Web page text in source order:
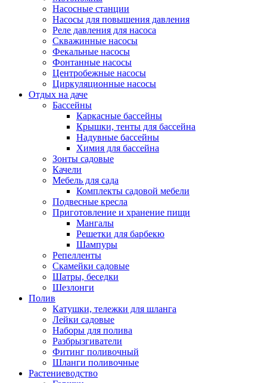
Насосные станции
Насосы для повышения давления
Реле давления для насоса
Скважинные насосы
Фекальные насосы
Фонтанные насосы
Центробежные насосы
Циркуляционные насосы
Отдых на даче
Бассейны
Каркасные бассейны
Крышки, тенты для бассейна
Надувные бассейны
Химия для бассейна
Зонты садовые
Качели
Мебель для сада
Комплекты садовой мебели
Подвесные кресла
Приготовление и хранение пищи
Мангалы
Решетки для барбекю
Шампуры
Репелленты
Скамейки садовые
Шатры, беседки
Шезлонги
Полив
Катушки, тележки для шланга
Лейки садовые
Наборы для полива
Разбрызгиватели
Фитинг поливочный
Шланги поливочные
Растениеводство